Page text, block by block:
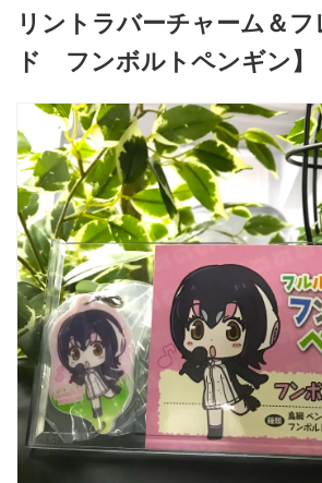
リントラバーチャーム＆
ド フンボルトペンギン】